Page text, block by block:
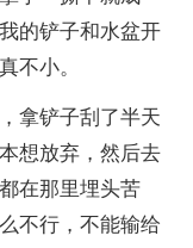
的铲子和水盆开
不小。
拿铲子刮了半天
想放弃，然后去
在那里埋头苦
不行，不能输给